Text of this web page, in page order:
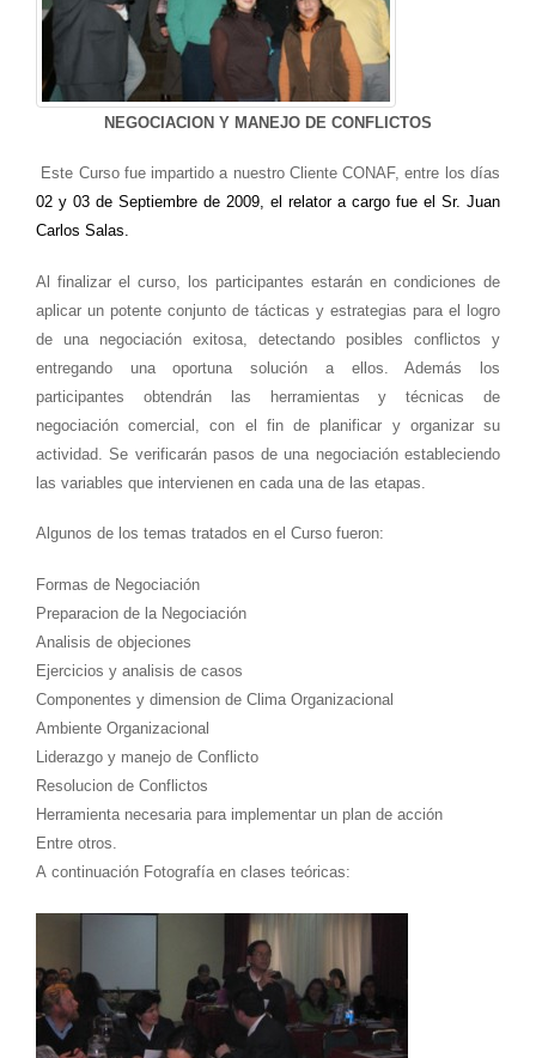
NEGOCIACION Y MANEJO DE CONFLICTOS
Este Curso fue impartido a nuestro Cliente CONAF, entre los días
02 y 03 de Septiembre de 2009, el relator a cargo fue el Sr. Juan
Carlos Salas.
Al finalizar el curso, los participantes estarán en condiciones de
aplicar un potente conjunto de tácticas y estrategias para el logro
de una negociación exitosa, detectando posibles conflictos y
entregando una oportuna solución a ellos. Además los
participantes obtendrán las herramientas y técnicas de
negociación comercial, con el fin de planificar y organizar su
actividad. Se verificarán pasos de una negociación estableciendo
las variables que intervienen en cada una de las etapas.
Algunos de los temas tratados en el Curso fueron:
Formas de Negociación
Preparacion de la Negociación
Analisis de objeciones
Ejercicios y analisis de casos
Componentes y dimension de Clima Organizacional
Ambiente Organizacional
Liderazgo y manejo de Conflicto
Resolucion de Conflictos
Herramienta necesaria para implementar un plan de acción
Entre otros.
A continuación Fotografía en clases teóricas: